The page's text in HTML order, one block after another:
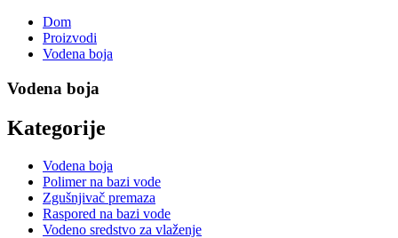
Dom
Proizvodi
Vodena boja
Vodena boja
Kategorije
Vodena boja
Polimer na bazi vode
Zgušnjivač premaza
Raspored na bazi vode
Vodeno sredstvo za vlaženje